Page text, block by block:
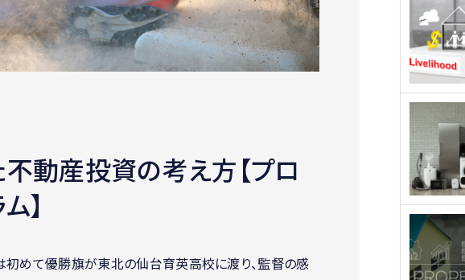
動産投資の考え方【プロ
】
めて優勝旗が東北の仙台育英高校に渡り、監督の感